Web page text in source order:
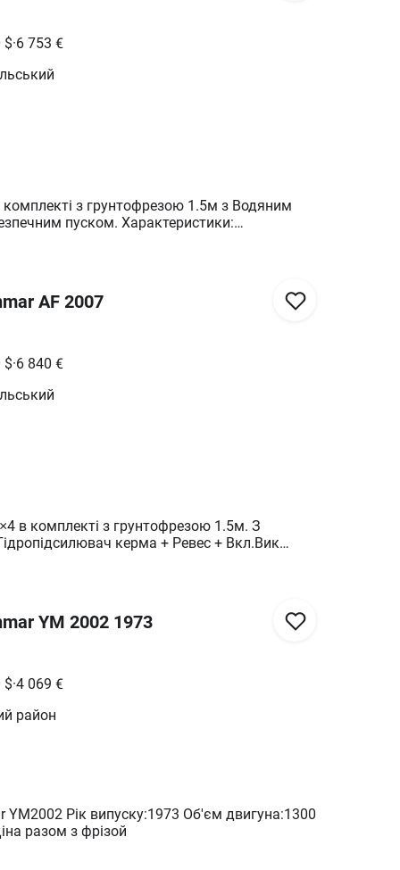
$·6 753 €
з грунтофрезою 1.5м з Водяним
пуском. Характеристики:
фрези. Пам'ять Фрези. Швидкоздіймач
8.3/24.
AF 2007
$·6 840 €
в комплекті з грунтофрезою 1.5м. З
Фрези + Шини передні 6/14 Шини задні
YM 2002 1973
$·4 069 €
район
YM2002 Рік випуску:1973 Об'єм двигуна:1300
разом з фрізой